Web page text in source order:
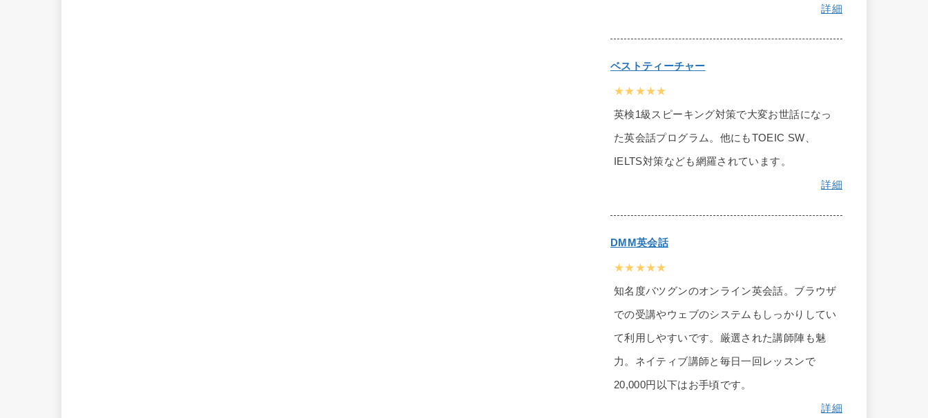
詳細
ベストティーチャー
★★★★★
英検1級スピーキング対策で大変お世話になっ
た英会話プログラム。他にもTOEIC SW、
IELTS対策なども網羅されています。
詳細
DMM英会話
★★★★★
知名度バツグンのオンライン英会話。ブラウザ
での受講やウェブのシステムもしっかりしてい
て利用しやすいです。厳選された講師陣も魅
力。ネイティブ講師と毎日一回レッスンで
20,000円以下はお手頃です。
詳細